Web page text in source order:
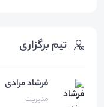
تیم برگزاری
فرشاد مرادی
مدیریت